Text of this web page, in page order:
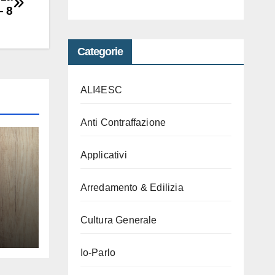
8
Categorie
ALI4ESC
Anti Contraffazione
Applicativi
Arredamento & Edilizia
Cultura Generale
Io-Parlo